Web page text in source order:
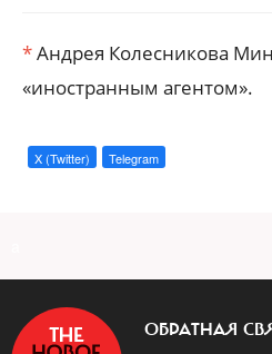
*Андрея Колесникова
«иностранным агентом».
X (Twitter) Telegram
ОБРАТНАЯ